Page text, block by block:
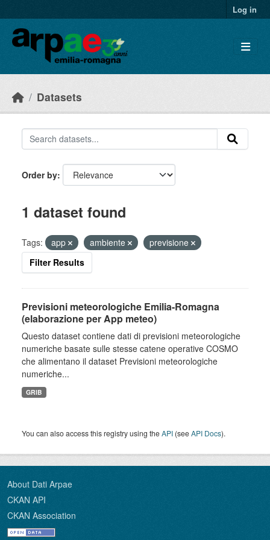
Log in
Datasets
Order by
1 dataset found
Tags: app ambiente
previsione
Filter Results
Previsioni meteorologiche Emilia-Romagna
(elaborazione per App meteo)
Questo dataset contiene dati di previsioni meteorologiche
numeriche basate sulle stesse catene operative COSMO
che alimentano il dataset Previsioni meteorologiche
numeriche...
GRIB
You can also access this registry using theAPI (seeAPI Docs).
About Dati Arpae
CKAN API
CKAN Association